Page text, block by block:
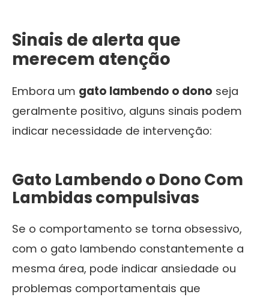
Sinais de alerta que
merecem atenção
Embora um gato lambendo o dono seja
geralmente positivo, alguns sinais podem
indicar necessidade de intervenção:
Gato Lambendo o Dono Com
Lambidas compulsivas
Se o comportamento se torna obsessivo,
com o gato lambendo constantemente a
mesma área, pode indicar ansiedade ou
problemas comportamentais que